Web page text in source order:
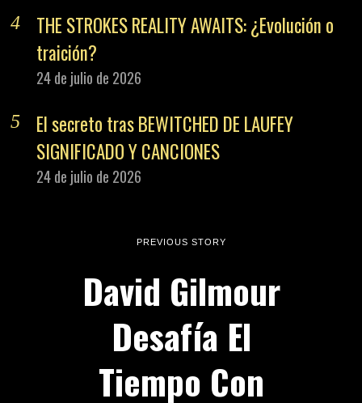
THE STROKES REALITY AWAITS: ¿Evolución o
traición?
24 de julio de 2026
El secreto tras BEWITCHED DE LAUFEY
SIGNIFICADO Y CANCIONES
24 de julio de 2026
PREVIOUS STORY
David Gilmour
Desafía El
Tiempo Con